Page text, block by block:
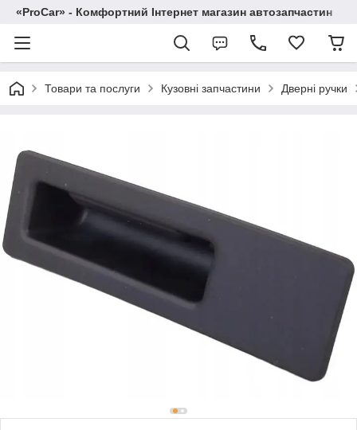
«ProCar» - Комфортний Інтернет магазин автозапчастин
Товари та послуги Кузовні запчастини Дверні ручки